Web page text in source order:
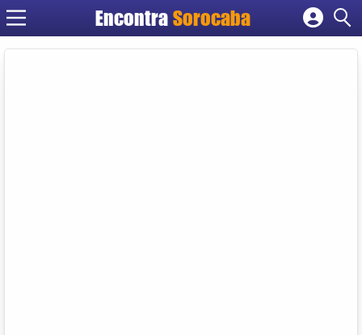
EncontraSorocaba
Cadastrar empresa